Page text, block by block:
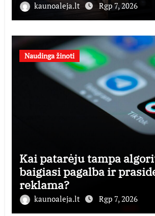
kaunoaleja.lt Rgp 7, 2026
Naudinga žinoti
Kai patarėju tampa
baigiasi pagalba ir
reklama?
kaunoaleja.lt Rgp 7, 2026